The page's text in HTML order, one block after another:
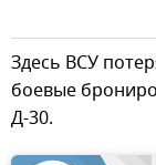
Здесь ВСУ
боевые
Д-30.